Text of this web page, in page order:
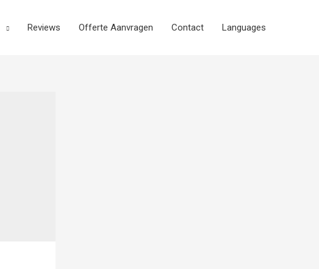
Reviews Offerte Aanvragen Contact Languages